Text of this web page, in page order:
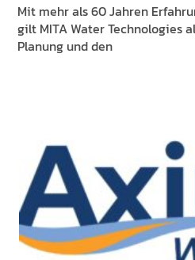
Mit mehr als 60 Jahren
gilt MITA Water Technologies
Planung und den